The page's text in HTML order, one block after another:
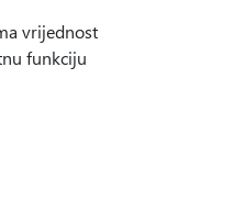
vrijednost
funkciju